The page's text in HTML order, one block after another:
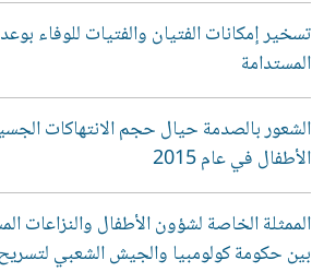
تسخير إمكانات الفتيان والفتيات للوفاء
المستدامة
الشعور بالصدمة حيال حجم الانتهاكات
الأطفال في عام 2015
الممثلة الخاصة لشؤون الأطفال والنزاعات
بين حكومة كولومبيا والجيش الشعبي لتسريح